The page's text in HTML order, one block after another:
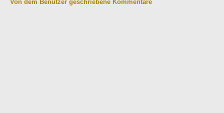
Von dem Benutzer geschriebene Kommentare